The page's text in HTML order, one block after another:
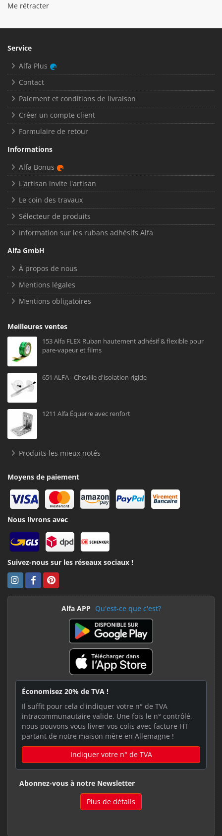
Me rétracter
Service
Alfa Plus
Contact
Paiement et conditions de livraison
Créer un compte client
Formulaire de retour
Informations
Alfa Bonus
L'artisan invite l'artisan
Le coin des travaux
Sélecteur de produits
Information sur les rubans adhésifs Alfa
Alfa GmbH
À propos de nous
Mentions légales
Mentions obligatoires
Meilleures ventes
153 Alfa FLEX Ruban hautement adhésif & flexible pour
pare-vapeur et films
651 ALFA - Cheville d'isolation rigide
1211 Alfa Équerre avec renfort
Produits les mieux notés
Moyens de paiement
Nous livrons avec
Suivez-nous sur les réseaux sociaux !
Alfa APP Qu'est-ce que c'est?
Économisez 20% de TVA !
Il suffit pour cela d'indiquer votre n° de TVA
intracommunautaire valide. Une fois le n° contrôlé,
nous pouvons vous livrer vos colis avec facture HT
partant de notre maison mère en Allemagne !
Indiquer votre n° de TVA
Abonnez-vous à notre Newsletter
Plus de détails